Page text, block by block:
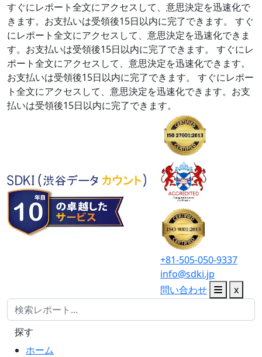
すぐにレポート全文にアクセスして、意思決定を迅速化で
きます。お支払いは受領後15日以内に完了できます。
すぐ
にレポート全文にアクセスして、意思決定を迅速化できま
す。お支払いは受領後15日以内に完了できます。
すぐにレ
ポート全文にアクセスして、意思決定を迅速化できます。
お支払いは受領後15日以内に完了できます。
すぐにレポー
ト全文にアクセスして、意思決定を迅速化できます。お支
払いは受領後15日以内に完了できます。
+81-505-050-9337
info@sdki.jp
問い合わせ
x
ホーム
探す